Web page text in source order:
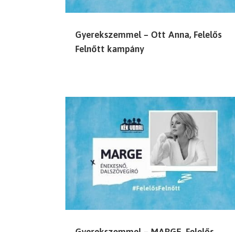
Gyerekszemmel – Ott Anna, Felelős
Felnőtt kampány